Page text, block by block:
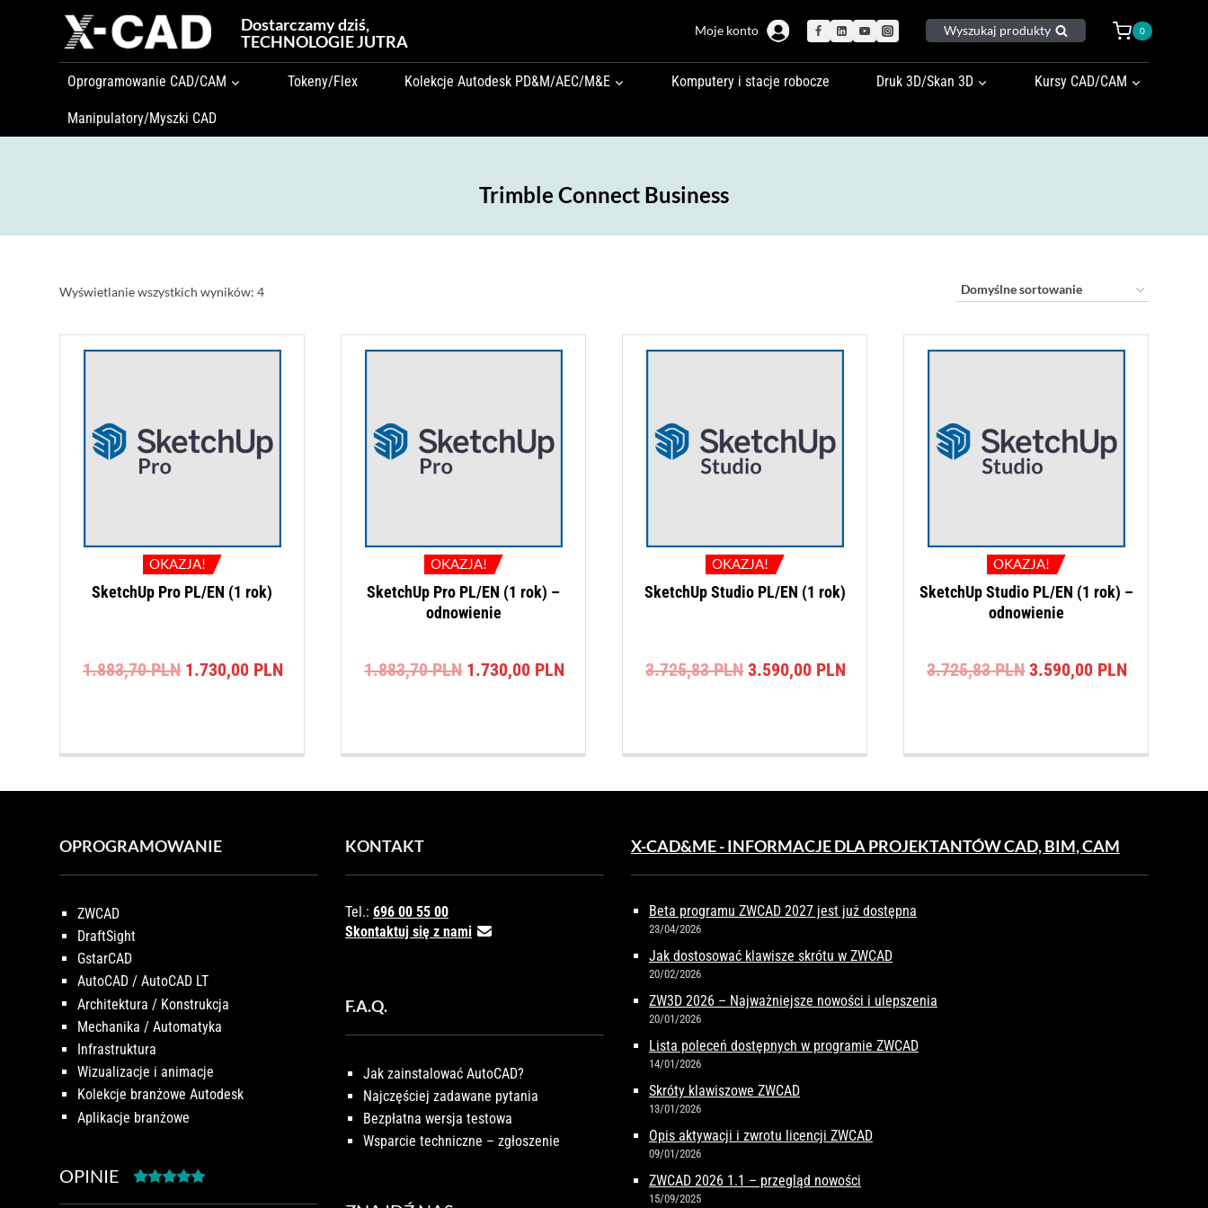
Dostarczamy dziś,
TECHNOLOGIE JUTRA
Moje konto Wyszukaj produkty 0
Oprogramowanie CAD/CAM Tokeny/Flex Kolekcje Autodesk PD&M/AEC/M&E Komputery i stacje robocze Druk 3D/Skan 3D Kursy CAD/CAM
Manipulatory/Myszki CAD
Trimble Connect Business
Wyświetlanie wszystkich wyników: 4
OKAZJA!
SketchUp Pro PL/EN (1 rok)
1.883,70PLN Pierwotna
1.730,00 PLN
OKAZJA!
SketchUp Pro PL/EN (1 rok) –
odnowienie
1.883,70PLN Pierwotna
1.730,00 PLN
OKAZJA!
SketchUp Studio PL/EN (1 rok)
3.725,83PLNPierwotna
3.590,00 PLN
OKAZJA!
SketchUp Studio PL/EN (1 rok) –
odnowienie
3.725,83PLNPierwotna
3.590,00 PLN
OPROGRAMOWANIE
ZWCAD
DraftSight
GstarCAD
AutoCAD / AutoCAD LT
Architektura / Konstrukcja
Mechanika / Automatyka
Infrastruktura
Wizualizacje i animacje
Kolekcje branżowe Autodesk
Aplikacje branżowe
OPINIE
KONTAKT
Tel.: 696 00 55 00
Skontaktuj się z nami
F.A.Q.
Jak zainstalować AutoCAD?
Najczęściej zadawane pytania
Bezpłatna wersja testowa
Wsparcie techniczne – zgłoszenie
X-CAD&ME - INFORMACJE DLA PROJEKTANTÓW CAD, BIM, CAM
Beta programu ZWCAD 2027 jest już dostępna
23/04/2026
Jak dostosować klawisze skrótu w ZWCAD
20/02/2026
ZW3D 2026 – Najważniejsze nowości i ulepszenia
20/01/2026
Lista poleceń dostępnych w programie ZWCAD
14/01/2026
Skróty klawiszowe ZWCAD
13/01/2026
Opis aktywacji i zwrotu licencji ZWCAD
09/01/2026
ZWCAD 2026 1.1 – przegląd nowości
15/09/2025